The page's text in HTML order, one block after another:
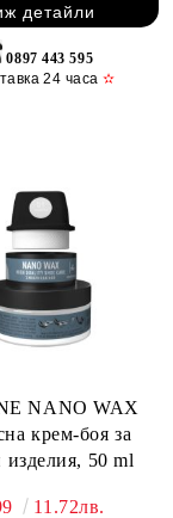
детайли
0897 443 595
24 часа✫
NANO WAX
крем-боя за
изделия, 50 ml
11.72лв.